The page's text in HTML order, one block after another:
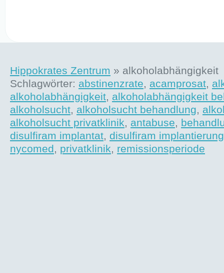
Hippokrates Zentrum » alkoholabhängigkeit
Schlagwörter: abstinenzrate, acamprosat,
alkoholabhängigkeit, alkoholabhängigkeit
alkoholsucht, alkoholsucht behandlung,
alkoholsucht privatklinik, antabuse,
disulfiram implantat, disulfiram implantierung
nycomed, privatklinik, remissionsperiode